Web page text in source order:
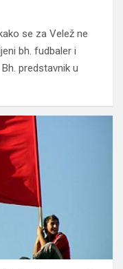
se za Velež ne
bh. fudbaler i
predstavnik u